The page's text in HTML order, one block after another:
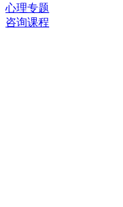
心理专题
咨询课程